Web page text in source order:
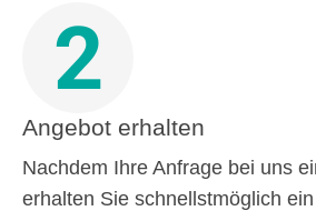
2
Angebot erhalten
Nachdem Ihre Anfrage bei uns
erhalten Sie schnellstmöglich